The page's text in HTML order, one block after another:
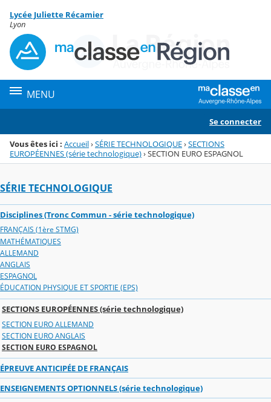
Menu de la rubrique
Contenu
Lycée Juliette Récamier
Lyon
MENU
Se connecter
Vous êtes ici : Accueil›SÉRIE TECHNOLOGIQUE›SECTIONS
EUROPÉENNES (série technologique)›SECTION EURO ESPAGNOL
SÉRIE TECHNOLOGIQUE
Disciplines (Tronc Commun - série technologique)
FRANÇAIS (1ère STMG)
MATHÉMATIQUES
ALLEMAND
ANGLAIS
ESPAGNOL
ÉDUCATION PHYSIQUE ET SPORTIE (EPS)
SECTIONS EUROPÉENNES (série technologique)
SECTION EURO ALLEMAND
SECTION EURO ANGLAIS
SECTION EURO ESPAGNOL
ÉPREUVE ANTICIPÉE DE FRANÇAIS
ENSEIGNEMENTS OPTIONNELS (série technologique)